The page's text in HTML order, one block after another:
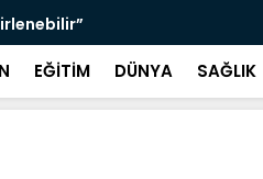
edilebilir”
EĞİTİM DÜNYA SAĞLIK